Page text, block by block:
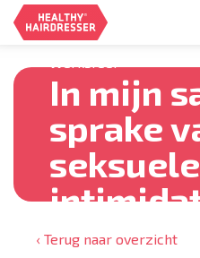
In mijn
sprake
seksuele
‹ Terug naar overzicht